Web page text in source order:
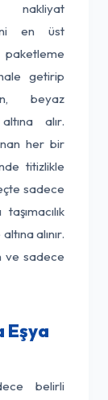
nakliyat
en üst
getirip
beyaz
alır.
her bir
titizlikle
sadece
alınır.
ve sadece
Eşya
belirli